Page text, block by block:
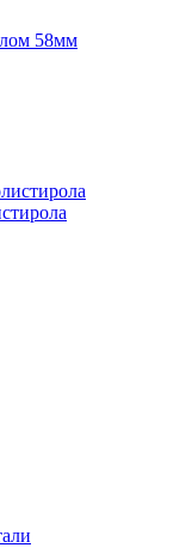
58мм